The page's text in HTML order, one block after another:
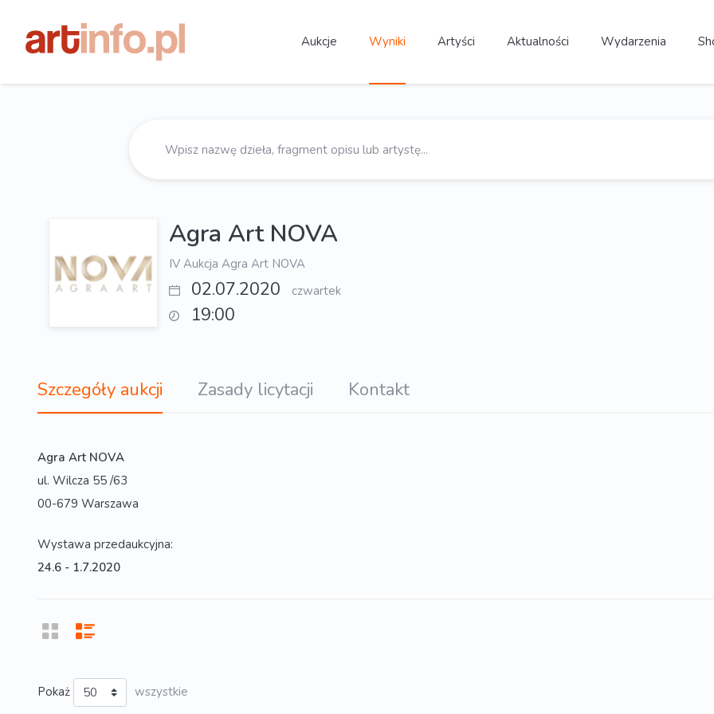
Aukcje Wyniki Artyści Aktualności Wydarzenia
Agra Art NOVA
IV Aukcja Agra Art NOVA
02.07.2020 czwartek
19:00
Szczegóły aukcji Zasady licytacji Kontakt
Agra Art NOVA
ul. Wilcza 55 /63
00-679 Warszawa
Wystawa przedaukcyjna:
24.6 - 1.7.2020
Pokaż wszystkie